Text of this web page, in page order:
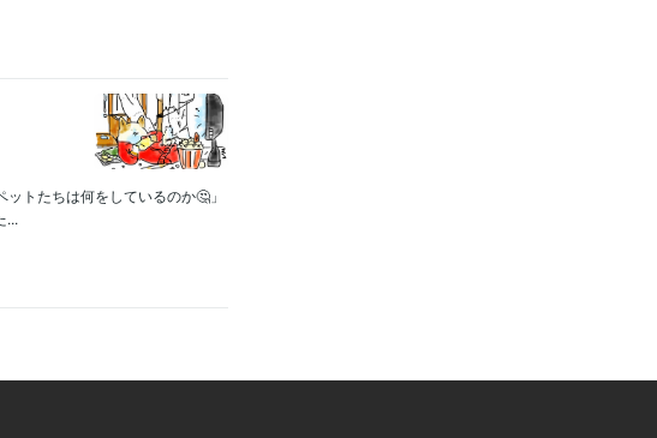
トたちは何をしているのか🤔」
...